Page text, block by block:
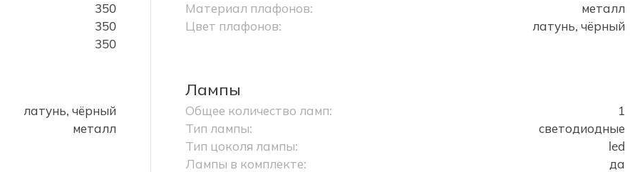
350
350
350
Материал плафонов:
металл
Цвет плафонов:
латунь, чёрный
латунь, чёрный
металл
Лампы
Общее количество ламп:
1
Тип лампы:
светодиодные
Тип цоколя лампы:
led
Лампы в комплекте:
да